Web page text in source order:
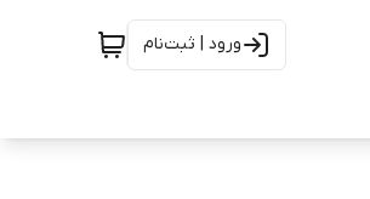
ورود | ثبت‌نام